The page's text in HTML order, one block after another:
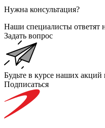
Нужна консультация?
Наши специалисты
Задать вопрос
Будьте в курсе наших акций
Подписаться